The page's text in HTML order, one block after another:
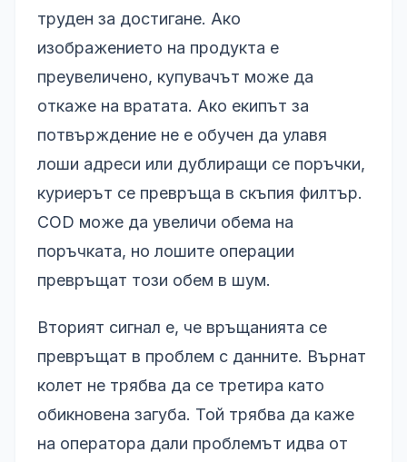
труден за достигане. Ако
изображението на продукта е
преувеличено, купувачът може да
откаже на вратата. Ако екипът за
потвърждение не е обучен да улавя
лоши адреси или дублиращи се поръчки,
куриерът се превръща в скъпия филтър.
COD може да увеличи обема на
поръчката, но лошите операции
превръщат този обем в шум.
Вторият сигнал е, че връщанията се
превръщат в проблем с данните. Върнат
колет не трябва да се третира като
обикновена загуба. Той трябва да каже
на оператора дали проблемът идва от